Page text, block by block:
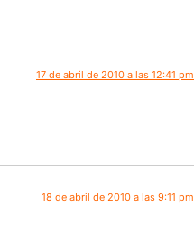
17 de abril de 2010 a las 12:41 pm
18 de abril de 2010 a las 9:11 pm